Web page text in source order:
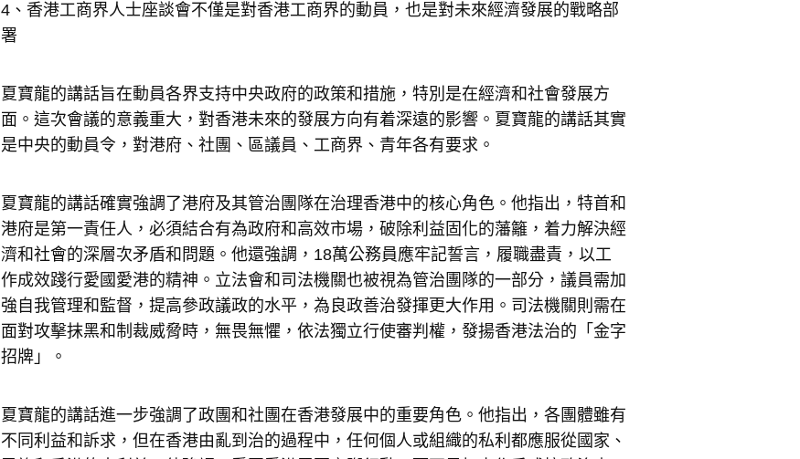
4、香港工商界人士座談會不僅是對香港工商界的動員，也是對未來經濟發展的戰略部
署
夏寶龍的講話旨在動員各界支持中央政府的政策和措施，特別是在經濟和社會發展方
面。這次會議的意義重大，對香港未來的發展方向有着深遠的影響。夏寶龍的講話其實
是中央的動員令，對港府、社團、區議員、工商界、青年各有要求。
夏寶龍的講話確實強調了港府及其管治團隊在治理香港中的核心角色。他指出，特首和
港府是第一責任人，必須結合有為政府和高效市場，破除利益固化的藩籬，着力解決經
濟和社會的深層次矛盾和問題。他還強調，18萬公務員應牢記誓言，履職盡責，以工
作成效踐行愛國愛港的精神。立法會和司法機關也被視為管治團隊的一部分，議員需加
強自我管理和監督，提高參政議政的水平，為良政善治發揮更大作用。司法機關則需在
面對攻擊抹黑和制裁威脅時，無畏無懼，依法獨立行使審判權，發揚香港法治的「金字
招牌」。
夏寶龍的講話進一步強調了政團和社團在香港發展中的重要角色。他指出，各團體雖有
不同利益和訴求，但在香港由亂到治的過程中，任何個人或組織的私利都應服從國家、